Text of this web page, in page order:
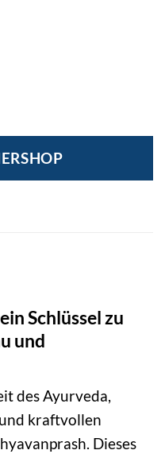
€.
Schlüssel zu
und
des Ayurveda,
kraftvollen
Dieses